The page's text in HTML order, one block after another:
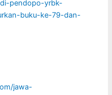
pendopo-yrbk-
buku-ke-79-dan-
jawa-